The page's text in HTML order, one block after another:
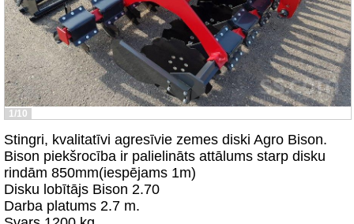
1/10
Stingri, kvalitatīvi agresīvie zemes diski Agro Bison.
Bison piekšrocība ir palielināts attālums starp disku
rindām 850mm(iespējams 1m)
Disku lobītājs Bison 2.70
Darba platums 2.7 m.